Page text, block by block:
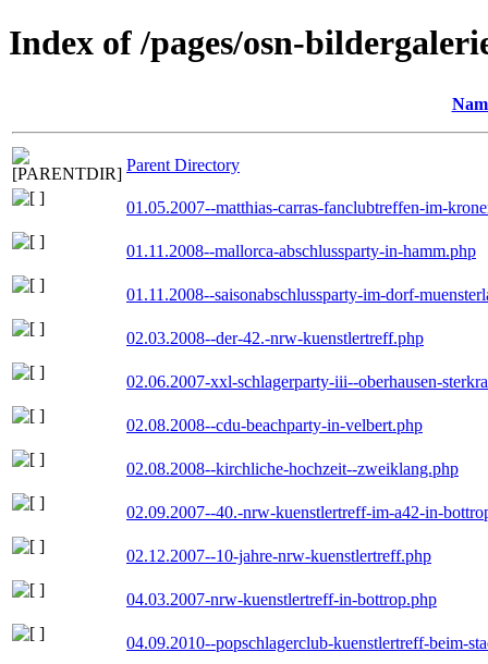
Index of /pages/osn-
Parent Directory
01.05.2007--matthias-carras-fanclubtreffen-im-
01.11.2008--mallorca-abschlussparty-in-hamm.php
01.11.2008--saisonabschlussparty-im-dorf-
02.03.2008--der-42.-nrw-kuenstlertreff.php
02.06.2007-xxl-schlagerparty-iii--oberhausen-
02.08.2008--cdu-beachparty-in-velbert.php
02.08.2008--kirchliche-hochzeit--zweiklang.php
02.09.2007--40.-nrw-kuenstlertreff-im-a42-in-
02.12.2007--10-jahre-nrw-kuenstlertreff.php
04.03.2007-nrw-kuenstlertreff-in-bottrop.php
04.09.2010--popschlagerclub-kuenstlertreff-beim-